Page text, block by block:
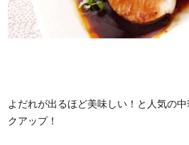
よだれが出るほど美味しい！と人気の
クアップ！